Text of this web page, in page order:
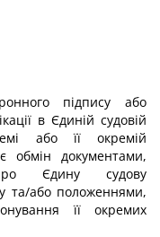
підпису або
в Єдиній судовій
або її окремій
обмін документами,
Єдину судову
та/або положеннями,
її окремих